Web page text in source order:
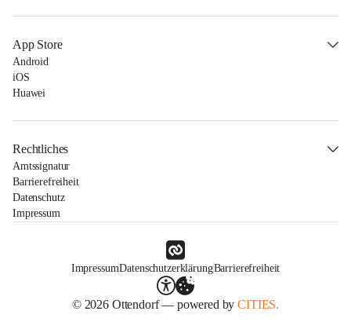
App Store
Android
iOS
Huawei
Rechtliches
Amtssignatur
Barrierefreiheit
Datenschutz
Impressum
ImpressumDatenschutzerklärungBarrierefreiheit
© 2026 Ottendorf — powered byCITIES.